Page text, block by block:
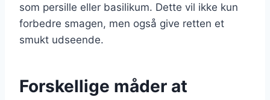
som persille eller basilikum. Dette vil ikke kun
forbedre smagen, men også give retten et
smukt udseende.
Forskellige måder at